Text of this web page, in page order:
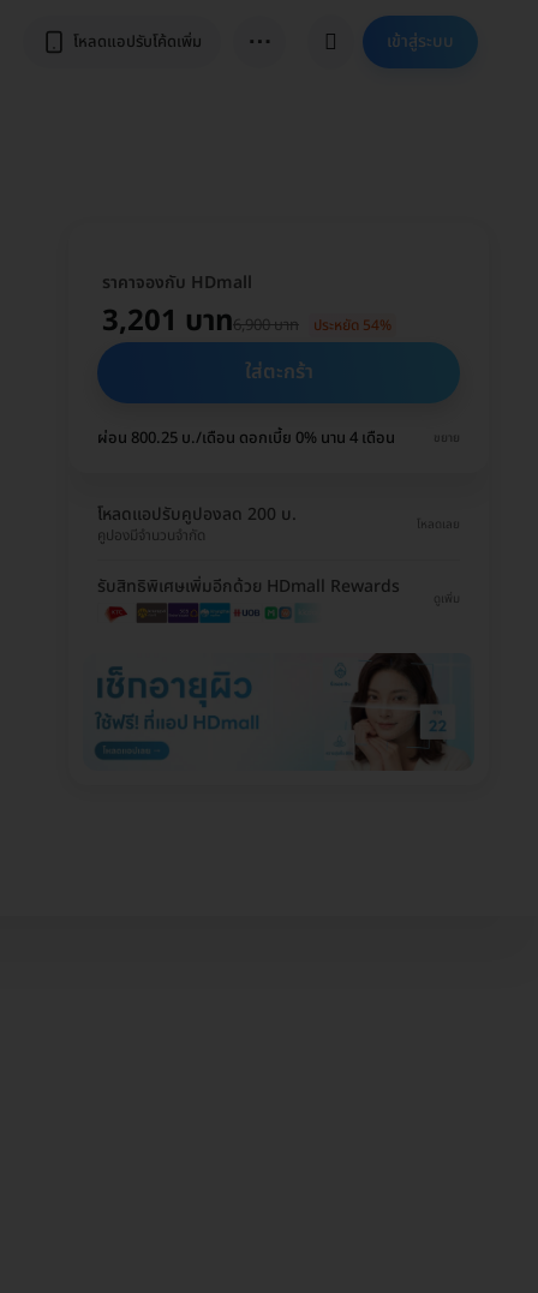
โหลดแอปรับโค้ดเพิ่ม ⋯ เข้าสู่ระบบ
ราคาจองกับ HDmall
3,201 บาท6,900 บาท ประหยัด 54%
ใส่ตะกร้า
ผ่อน 800.25 บ./เดือน ดอกเบี้ย 0% นาน 4 เดือน ขยาย
โหลดแอปรับคูปองลด 200 บ.
คูปองมีจำนวนจำกัด
โหลดเลย
รับสิทธิพิเศษเพิ่มอีกด้วย HDmall Rewards
ดูเพิ่ม